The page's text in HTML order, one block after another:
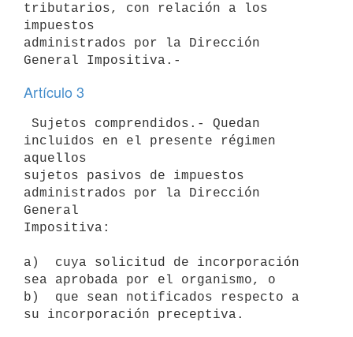
tributarios, con relación a los
impuestos
administrados por la Dirección
Artículo 3
incluidos en el presente régimen
aquellos
sujetos pasivos de impuestos
administrados por la Dirección
General
Impositiva:
a)  cuya solicitud de incorporación
sea aprobada por el organismo, o
b)  que sean notificados respecto a